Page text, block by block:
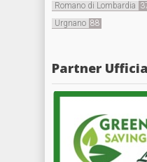
Romano di Lombardia
Urgnano 88
Partner